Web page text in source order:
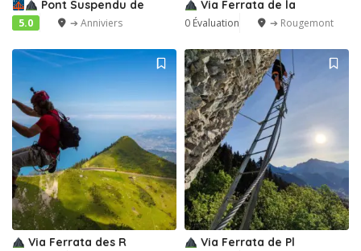
Pont Suspendu de
5.0 ➔ Anniviers
Via Ferrata de la
0 Évaluation ➔ Rougemont
Via Ferrata des R Via Ferrata de Pl